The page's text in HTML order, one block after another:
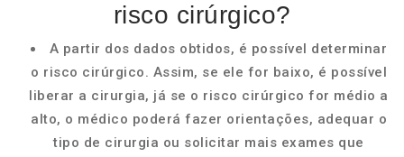
risco cirúrgico?
A partir dos dados obtidos, é possível determinar
o risco cirúrgico. Assim, se ele for baixo, é possível
liberar a cirurgia, já se o risco cirúrgico for médio a
alto, o médico poderá fazer orientações, adequar o
tipo de cirurgia ou solicitar mais exames que